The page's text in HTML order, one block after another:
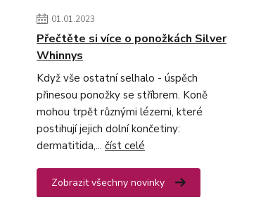
01.01.2023
Přečtěte si více o ponožkách Silver
Whinnys
Když vše ostatní selhalo - úspěch
přinesou ponožky se stříbrem. Koně
mohou trpět různými lézemi, které
postihují jejich dolní končetiny:
dermatitida,... číst celé
Zobrazit všechny novinky